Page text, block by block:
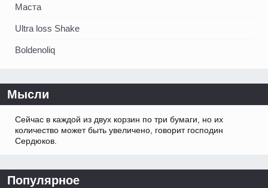
Маста
Ultra loss Shake
Boldenoliq
Мысли
Сейчас в каждой из двух корзин по три бумаги, но их
количество может быть увеличено, говорит господин
Сердюков.
Популярное